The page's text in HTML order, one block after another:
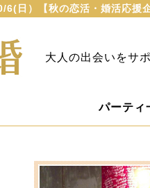
6(日）【秋の恋活・婚活応援
大人の出会いをサ
パーティ